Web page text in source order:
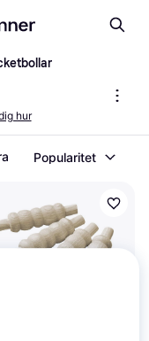
hur
Popularitet